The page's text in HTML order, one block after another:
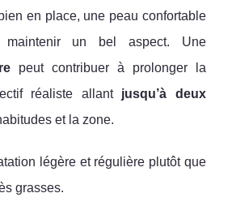
en place, une peau confortable
un bel aspect. Une
peut contribuer à prolonger la
réaliste allant jusqu’à deux
et la zone.
légère et régulière plutôt que
grasses.